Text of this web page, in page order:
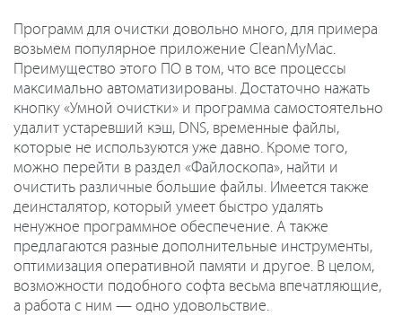
Программ для очистки довольно много, для примера
возьмем популярное приложение CleanMyMac.
Преимущество этого ПО в том, что все процессы
максимально автоматизированы. Достаточно нажать
кнопку «Умной очистки» и программа самостоятельно
удалит устаревший кэш, DNS, временные файлы,
которые не используются уже давно. Кроме того,
можно перейти в раздел «Файлоскопа», найти и
очистить различные большие файлы. Имеется также
деинсталятор, который умеет быстро удалять
ненужное программное обеспечение. А также
предлагаются разные дополнительные инструменты,
оптимизация оперативной памяти и другое. В целом,
возможности подобного софта весьма впечатляющие,
а работа с ним — одно удовольствие.